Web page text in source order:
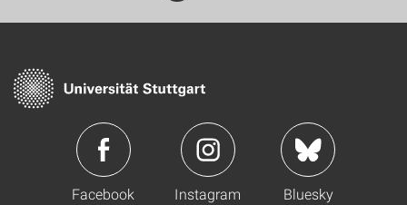
Facebook Instagram Bluesky